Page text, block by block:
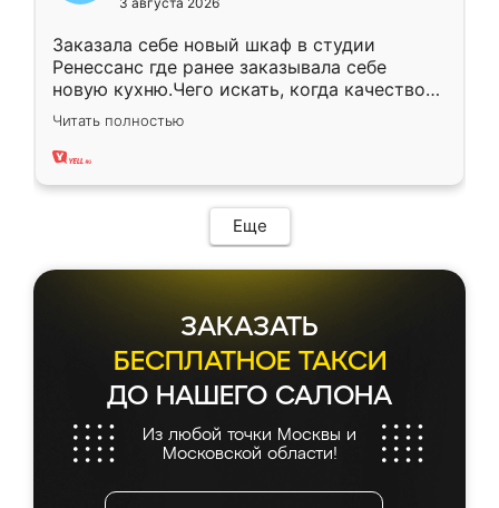
Заказала себе новый шкаф в студии
Ренессанс где ранее заказывала себе
новую кухню.Чего искать, когда качеством
вполне довольна. Служит кухня уже почти
два года, нареканий нет.
Читать полностью
Еще
ЗАКАЗАТЬ
БЕСПЛАТНОЕ ТАКСИ
ДО НАШЕГО САЛОНА
Из любой точки Москвы и
Московской области!